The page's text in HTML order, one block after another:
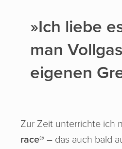
»Ich liebe
man
eigenen
Zur Zeit unterrichte ich
race® – das auch bald